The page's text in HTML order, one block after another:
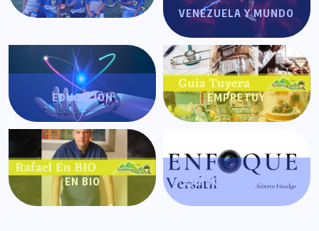
VENEZUELA Y MUNDO
EDUCACIÓN EMPRETUY
EN BIO ENFOQUE VERSÁTIL